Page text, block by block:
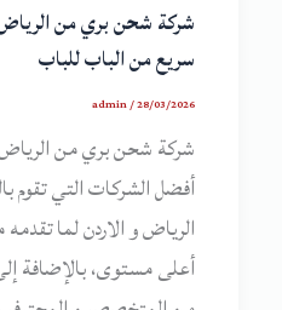
شركة شحن بري من
سريع من الباب للباب
admin/28/03/2026
شركة شحن بري من الرياض
أفضل الشركات التي تقوم
الرياض و الاردن لما
أعلى مستوى، بالإضافة